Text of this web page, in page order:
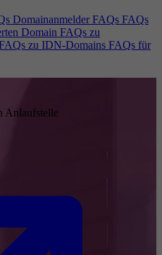
Domainanmelder FAQs FAQs
Domain FAQs zu
zu IDN-Domains FAQs für
Anlaufstelle